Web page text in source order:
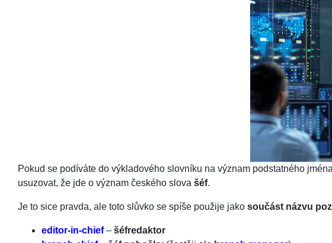
Pokud se podíváte do výkladového slovníku na význam podstatného jména
usuzovat, že jde o význam českého slova šéf.
Je to sice pravda, ale toto slůvko se spíše použije jako součást názvu
editor-in-chief– šéfredaktor